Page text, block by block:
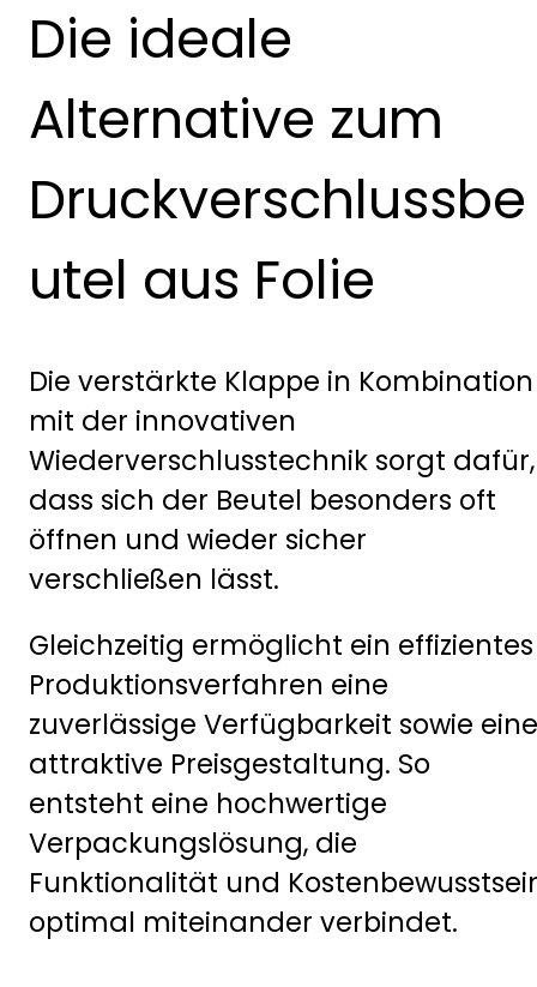
Die ideale
Alternative zum
Druckverschlussbe
utel aus Folie
Die verstärkte Klappe in Kombination
mit der innovativen
Wiederverschlusstechnik sorgt dafür,
dass sich der Beutel besonders oft
öffnen und wieder sicher
verschließen lässt.
Gleichzeitig ermöglicht ein effizientes
Produktionsverfahren eine
zuverlässige Verfügbarkeit sowie eine
attraktive Preisgestaltung. So
entsteht eine hochwertige
Verpackungslösung, die
Funktionalität und
optimal miteinander verbindet.